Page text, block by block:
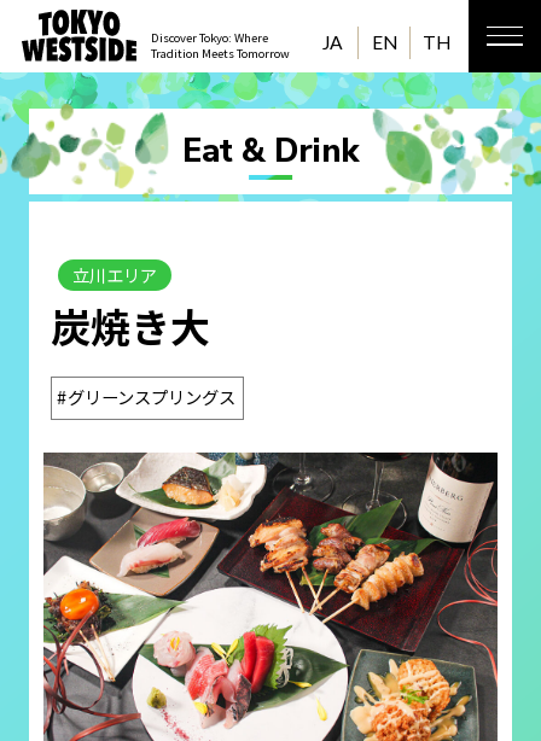
Discover Tokyo: Where
Tradition Meets Tomorrow
JA EN TH
Eat & Drink
立川エリア
炭焼き大
グリーンスプリングス